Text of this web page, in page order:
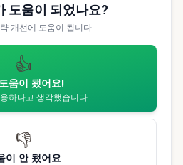
도움이 되었나요?
개선에 도움이 됩니다
👍
움이 됐어요!
하다고 생각했습니다
👎
이 안 됐어요